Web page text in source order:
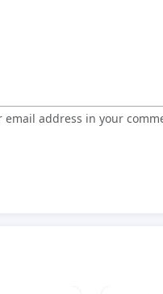
address in your